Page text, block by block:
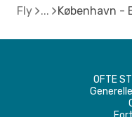
Fly København -
OFTE